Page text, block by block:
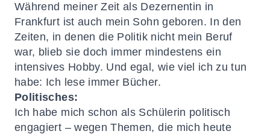
Während meiner Zeit als Dezernentin in
Frankfurt ist auch mein Sohn geboren. In den
Zeiten, in denen die Politik nicht mein Beruf
war, blieb sie doch immer mindestens ein
intensives Hobby. Und egal, wie viel ich zu tun
habe: Ich lese immer Bücher.
Politisches:
Ich habe mich schon als Schülerin politisch
engagiert – wegen Themen, die mich heute